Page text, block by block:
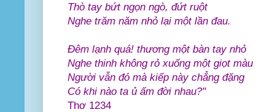
Thò tay bứt ngọn ngò, đứt ruột
Nghe trăm năm nhỏ lại một lần đau.
Đêm lạnh quá! thương một bàn tay nhỏ
Nghe thinh không rỏ xuống một giọt màu
Người vẫn đó mà kiếp này chẳng đặng
Có khi nào ta ủ ấm đời nhau?"
Thơ 1234